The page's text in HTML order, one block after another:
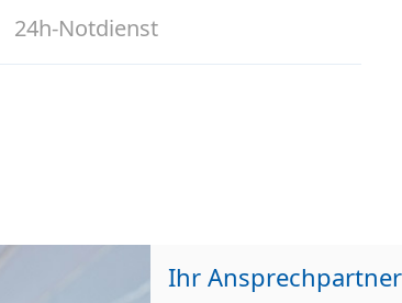
24h-Notdienst
Ihr Ansprechpartner